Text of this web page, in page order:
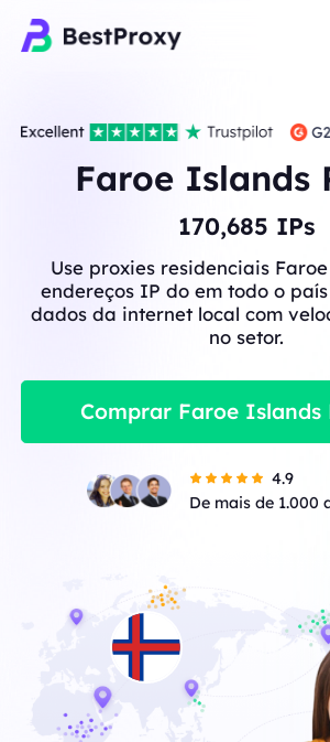
Faroe Islands
170,685 IPs
Use proxies residenciais
endereços IP do em todo o
dados da internet local com
no setor.
Comprar Faroe Islands
4.9
De mais de 1.000